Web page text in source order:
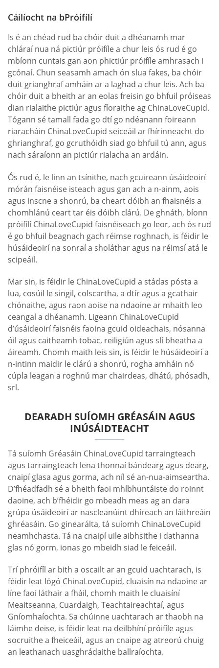
Cáilíocht na bPróifílí
Is é an chéad rud ba chóir duit a dhéanamh mar
chláraí nua ná pictiúr próifíle a chur leis ós rud é go
mbíonn cuntais gan aon phictiúr próifíle amhrasach i
gcónaí. Chun seasamh amach ón slua fakes, ba chóir
duit grianghraf amháin ar a laghad a chur leis. Ach ba
chóir duit a bheith ar an eolas freisin go bhfuil próiseas
dian rialaithe pictiúr agus fíoraithe ag ChinaLoveCupid.
Tógann sé tamall fada go dtí go ndéanann foireann
riaracháin ChinaLoveCupid seiceáil ar fhírinneacht do
ghrianghraf, go gcruthóidh siad go bhfuil tú ann, agus
nach sáraíonn an pictiúr rialacha an ardáin.
Ós rud é, le linn an tsínithe, nach gcuireann úsáideoirí
mórán faisnéise isteach agus gan ach a n-ainm, aois
agus inscne a shonrú, ba cheart dóibh an fhaisnéis a
chomhlánú ceart tar éis dóibh clárú. De ghnáth, bíonn
próifílí ChinaLoveCupid faisnéiseach go leor, ach ós rud
é go bhfuil beagnach gach réimse roghnach, is féidir le
húsáideoirí na sonraí a sholáthar agus na réimsí atá le
scipeáil.
Mar sin, is féidir le ChinaLoveCupid a stádas pósta a
lua, cosúil le singil, colscartha, a dtír agus a gcathair
chónaithe, agus raon aoise na ndaoine ar mhaith leo
ceangal a dhéanamh. Ligeann ChinaLoveCupid
d’úsáideoirí faisnéis faoina gcuid oideachais, nósanna
óil agus caitheamh tobac, reiligiún agus slí bheatha a
áireamh. Chomh maith leis sin, is féidir le húsáideoirí a
n-intinn maidir le clárú a shonrú, rogha amháin nó
cúpla leagan a roghnú mar chairdeas, dhátú, phósadh,
srl.
DEARADH SUÍOMH GRÉASÁIN AGUS
INÚSÁIDTEACHT
Tá suíomh Gréasáin ChinaLoveCupid tarraingteach
agus tarraingteach lena thonnaí bándearg agus dearg,
cnaipí glasa agus gorma, ach níl sé an-nua-aimseartha.
D’fhéadfadh sé a bheith faoi mhíbhuntáiste do roinnt
daoine, ach b’fhéidir go mbeadh meas ag an dara
grúpa úsáideoirí ar nascleanúint dhíreach an láithreáin
ghréasáin. Go ginearálta, tá suíomh ChinaLoveCupid
neamhchasta. Tá na cnaipí uile aibhsithe i dathanna
glas nó gorm, ionas go mbeidh siad le feiceáil.
Trí phróifíl ar bith a oscailt ar an gcuid uachtarach, is
féidir leat lógó ChinaLoveCupid, cluaisín na ndaoine ar
líne faoi láthair a fháil, chomh maith le cluaisíní
Meaitseanna, Cuardaigh, Teachtaireachtaí, agus
Gníomhaíochta. Sa chúinne uachtarach ar thaobh na
láimhe deise, is féidir leat na deilbhíní próifíle agus
socruithe a fheiceáil, agus an cnaipe ag atreorú chuig
an leathanach uasghrádaithe ballraíochta.